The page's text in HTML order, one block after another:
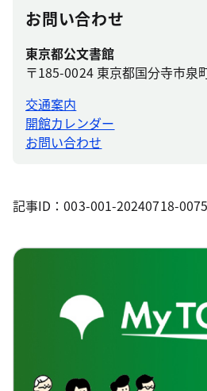
お問い合わせ
東京都公文書館
〒185-0024 東京都国分寺市泉
交通案内
開館カレンダー
お問い合わせ
記事ID：003-001-20240718-